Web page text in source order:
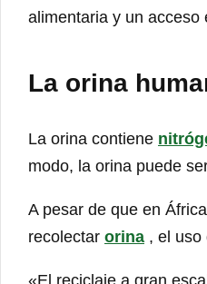
alimentaria y un acceso
La orina
La orina contiene
modo, la orina puede
A pesar de que en
recolectar orina , el uso
«El reciclaje a gran